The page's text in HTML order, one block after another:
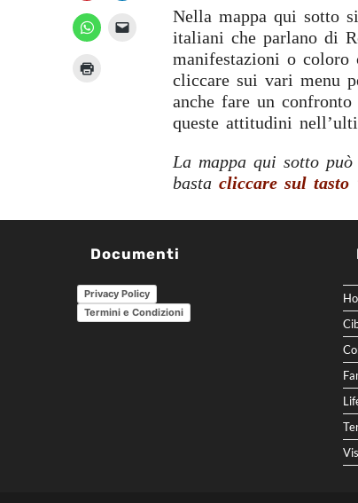
Nella mappa qui sotto
italiani che parlano di
manifestazioni o coloro
cliccare sui vari menu
anche fare un
queste attitudini
La mappa qui sotto
basta cliccare sul tasto
Documenti
Privacy Policy
Termini e Condizioni